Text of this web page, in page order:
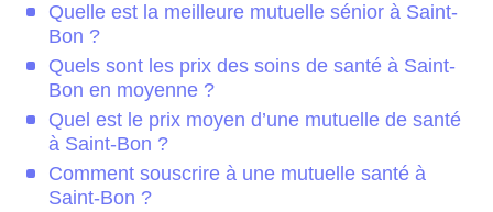
Quelle est la meilleure mutuelle sénior à Saint-
Bon ?
Quels sont les prix des soins de santé à Saint-
Bon en moyenne ?
Quel est le prix moyen d’une mutuelle de santé
à Saint-Bon ?
Comment souscrire à une mutuelle santé à
Saint-Bon ?